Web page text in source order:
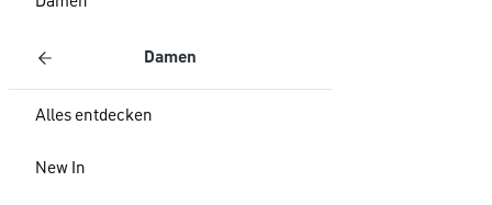
Damen
Alles entdecken
New In